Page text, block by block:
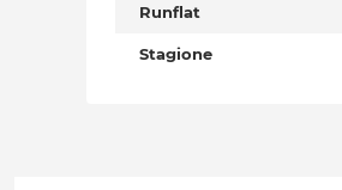
Runflat
Stagione